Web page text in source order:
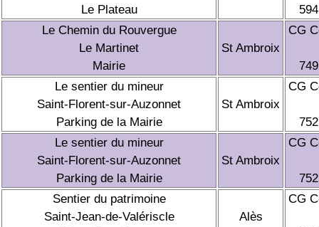
Le Plateau
Le Chemin du Rouvergue
Le Martinet
Mairie
St Ambroix
CG
Le sentier du mineur
Saint-Florent-sur-Auzonnet
Parking de la Mairie
St Ambroix
CG
Le sentier du mineur
Saint-Florent-sur-Auzonnet
Parking de la Mairie
St Ambroix
CG
Sentier du patrimoine
Saint-Jean-de-Valériscle
Alès
CG